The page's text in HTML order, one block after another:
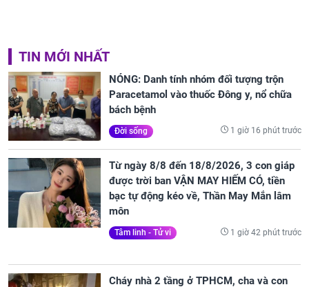
TIN MỚI NHẤT
NÓNG: Danh tính nhóm đối tượng trộn
Paracetamol vào thuốc Đông y, nổ chữa
bách bệnh
Đời sống 1 giờ 16 phút trước
Từ ngày 8/8 đến 18/8/2026, 3 con giáp
được trời ban VẬN MAY HIẾM CÓ, tiền
bạc tự động kéo về, Thần May Mắn lâm
môn
Tâm linh - Tử vi 1 giờ 42 phút trước
Cháy nhà 2 tầng ở TPHCM, cha và con